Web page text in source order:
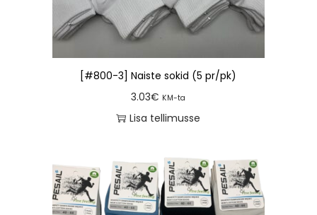
[#800-3] Naiste sokid (5 pr/pk)
3.03€ KM-ta
Lisa tellimusse